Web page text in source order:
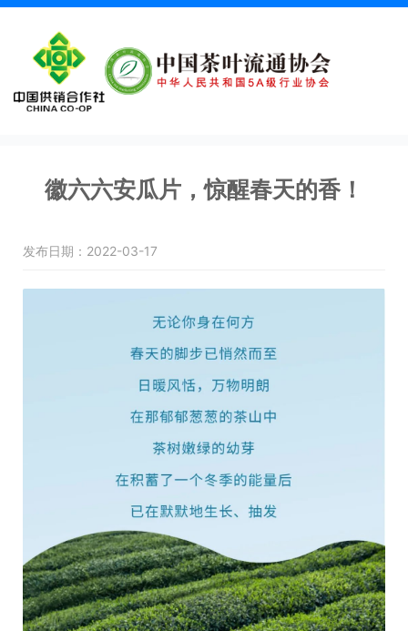
徽六六安瓜片，惊醒春天的香！
发布日期：2022-03-17